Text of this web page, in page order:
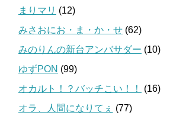
まりマリ (12)
みさおにお・ま・か・せ (62)
みのりんの新台アンバサダー (10)
ゆずPON (99)
オカルト！？バッチこい！！
(16)
オラ、人間になりてぇ (77)